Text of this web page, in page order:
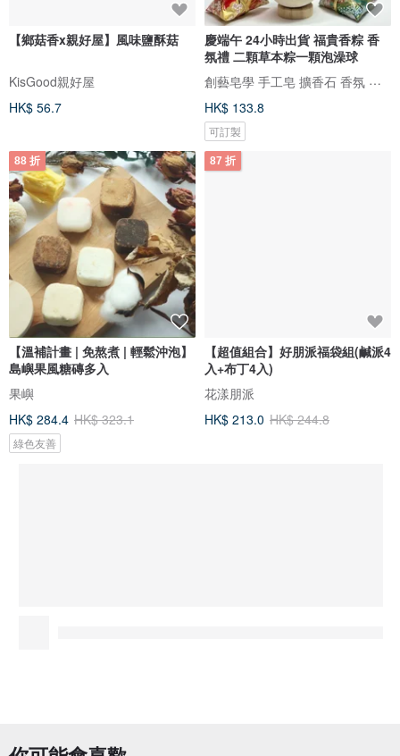
【鄉菇香x親好屋】風味鹽酥菇
KisGood親好屋
HK$ 56.7
慶端午 24小時出貨 福貴香粽 香
氛禮 二顆草本粽一顆泡澡球
創藝皂學 手工皂 擴香石 香氛 台灣原創 在地製造
HK$ 133.8
可訂製
88 折
【溫補計畫 | 免熬煮 | 輕鬆沖泡】
島嶼果風糖磚多入
果嶼
HK$ 284.4 HK$ 323.1
綠色友善
87 折
【超值組合】好朋派福袋組(鹹派4
入+布丁4入)
花漾朋派
HK$ 213.0 HK$ 244.8